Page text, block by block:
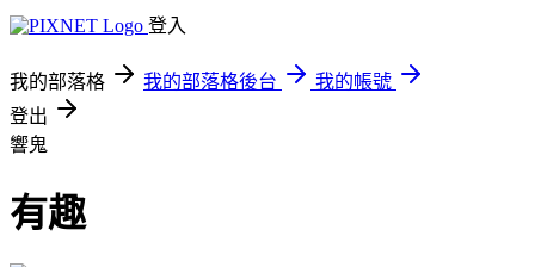
登入
我的部落格 我的部落格後台
我的帳號
登出
響鬼
有趣